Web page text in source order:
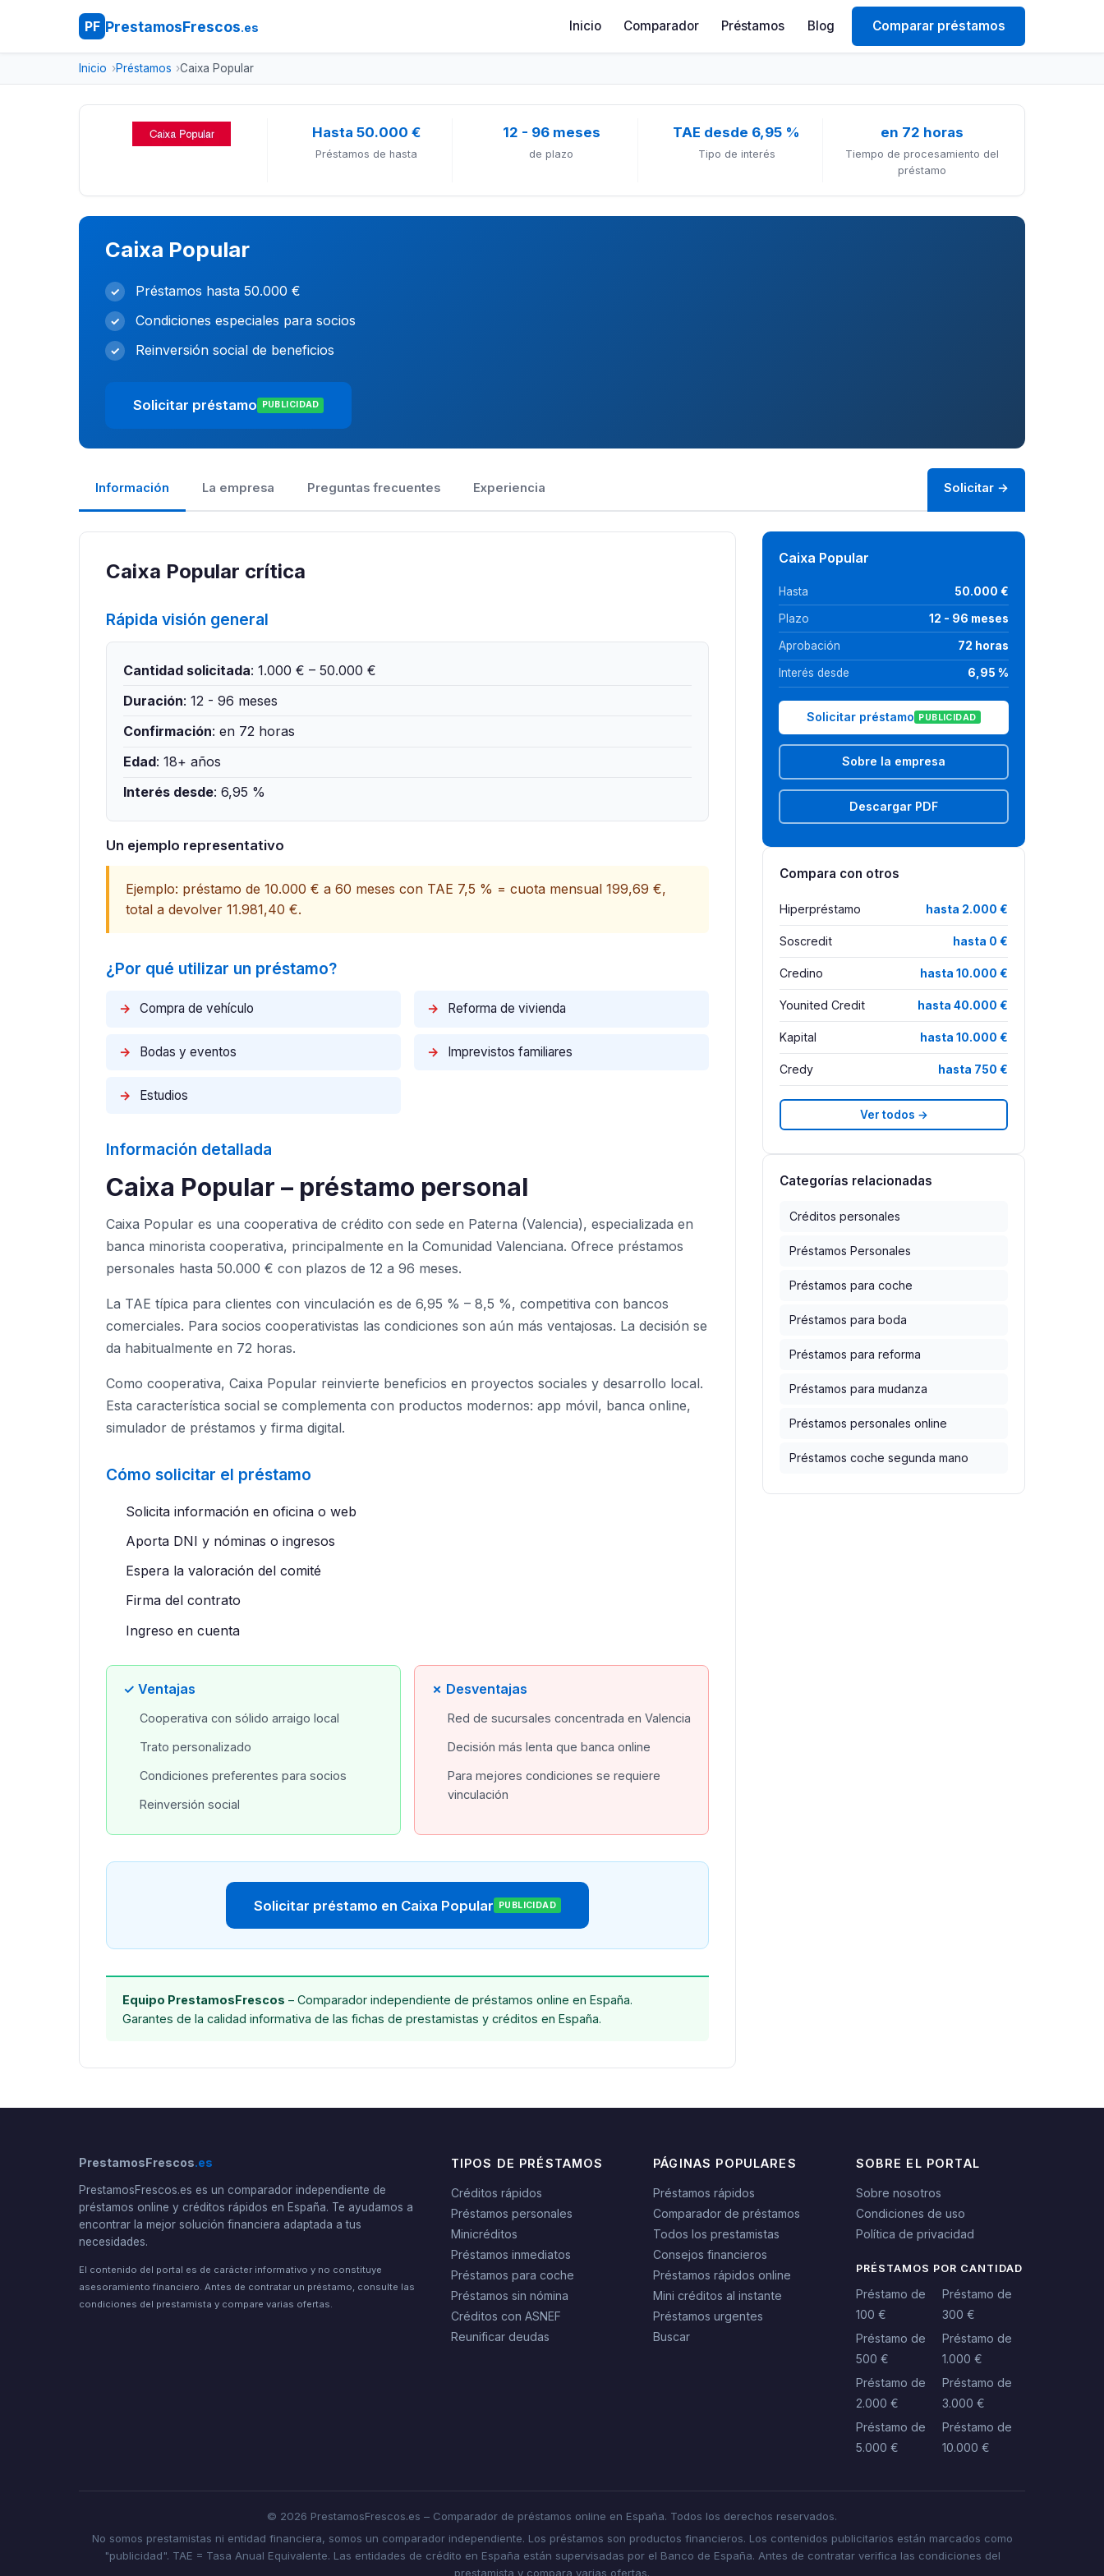
PF PrestamosFrescos.es Inicio Comparador Préstamos Blog Comparar préstamos
Inicio Préstamos Caixa Popular
Hasta 50.000 €
Préstamos de hasta
12 - 96 meses
de plazo
TAE desde 6,95 %
Tipo de interés
en 72 horas
Tiempo de procesamiento del
préstamo
Caixa Popular
✓ Préstamos hasta 50.000 €
✓ Condiciones especiales para socios
✓ Reinversión social de beneficios
Solicitar préstamo PUBLICIDAD
Información La empresa Preguntas frecuentes Experiencia Solicitar →
Caixa Popular crítica
Rápida visión general
Cantidad solicitada: 1.000 € – 50.000 €
Duración: 12 - 96 meses
Confirmación: en 72 horas
Edad: 18+ años
Interés desde: 6,95 %
Un ejemplo representativo
Ejemplo: préstamo de 10.000 € a 60 meses con TAE 7,5 % = cuota mensual 199,69 €,
total a devolver 11.981,40 €.
¿Por qué utilizar un préstamo?
→ Compra de vehículo → Reforma de vivienda
→ Bodas y eventos → Imprevistos familiares
→ Estudios
Información detallada
Caixa Popular – préstamo personal
Caixa Popular es una cooperativa de crédito con sede en Paterna (Valencia), especializada en
banca minorista cooperativa, principalmente en la Comunidad Valenciana. Ofrece préstamos
personales hasta 50.000 € con plazos de 12 a 96 meses.
La TAE típica para clientes con vinculación es de 6,95 % – 8,5 %, competitiva con bancos
comerciales. Para socios cooperativistas las condiciones son aún más ventajosas. La decisión se
da habitualmente en 72 horas.
Como cooperativa, Caixa Popular reinvierte beneficios en proyectos sociales y desarrollo local.
Esta característica social se complementa con productos modernos: app móvil, banca online,
simulador de préstamos y firma digital.
Cómo solicitar el préstamo
Solicita información en oficina o web
Aporta DNI y nóminas o ingresos
Espera la valoración del comité
Firma del contrato
Ingreso en cuenta
✓ Ventajas
Cooperativa con sólido arraigo local
Trato personalizado
Condiciones preferentes para socios
Reinversión social
✗ Desventajas
Red de sucursales concentrada en Valencia
Decisión más lenta que banca online
Para mejores condiciones se requiere
vinculación
Solicitar préstamo en Caixa Popular PUBLICIDAD
Equipo PrestamosFrescos – Comparador independiente de préstamos online en España.
Garantes de la calidad informativa de las fichas de prestamistas y créditos en España.
Caixa Popular
Hasta 50.000 €
Plazo 12 - 96 meses
Aprobación 72 horas
Interés desde 6,95 %
Solicitar préstamo PUBLICIDAD
Sobre la empresa
Descargar PDF
Compara con otros
Hiperpréstamo hasta 2.000 €
Soscredit hasta 0 €
Credino hasta 10.000 €
Younited Credit hasta 40.000 €
Kapital hasta 10.000 €
Credy hasta 750 €
Ver todos →
Categorías relacionadas
Créditos personales
Préstamos Personales
Préstamos para coche
Préstamos para boda
Préstamos para reforma
Préstamos para mudanza
Préstamos personales online
Préstamos coche segunda mano
PrestamosFrescos.es
PrestamosFrescos.es es un comparador independiente de
préstamos online y créditos rápidos en España. Te ayudamos a
encontrar la mejor solución financiera adaptada a tus
necesidades.
El contenido del portal es de carácter informativo y no constituye
asesoramiento financiero. Antes de contratar un préstamo, consulte las
condiciones del prestamista y compare varias ofertas.
TIPOS DE PRÉSTAMOS
Créditos rápidos
Préstamos personales
Minicréditos
Préstamos inmediatos
Préstamos para coche
Préstamos sin nómina
Créditos con ASNEF
Reunificar deudas
PÁGINAS POPULARES
Préstamos rápidos
Comparador de préstamos
Todos los prestamistas
Consejos financieros
Préstamos rápidos online
Mini créditos al instante
Préstamos urgentes
Buscar
SOBRE EL PORTAL
Sobre nosotros
Condiciones de uso
Política de privacidad
PRÉSTAMOS POR CANTIDAD
Préstamo de
100 €
Préstamo de
300 €
Préstamo de
500 €
Préstamo de
1.000 €
Préstamo de
2.000 €
Préstamo de
3.000 €
Préstamo de
5.000 €
Préstamo de
10.000 €
© 2026 PrestamosFrescos.es – Comparador de préstamos online en España. Todos los derechos reservados.
No somos prestamistas ni entidad financiera, somos un comparador independiente. Los préstamos son productos financieros. Los contenidos publicitarios están marcados como
"publicidad". TAE = Tasa Anual Equivalente. Las entidades de crédito en España están supervisadas por el Banco de España. Antes de contratar verifica las condiciones del
prestamista y compara varias ofertas.